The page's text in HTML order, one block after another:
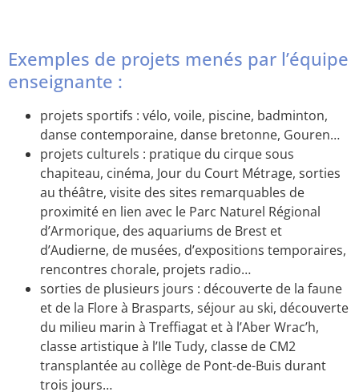
Exemples de projets menés par l’équipe
enseignante :
projets sportifs : vélo, voile, piscine, badminton,
danse contemporaine, danse bretonne, Gouren…
projets culturels : pratique du cirque sous
chapiteau, cinéma, Jour du Court Métrage, sorties
au théâtre, visite des sites remarquables de
proximité en lien avec le Parc Naturel Régional
d’Armorique, des aquariums de Brest et
d’Audierne, de musées, d’expositions temporaires,
rencontres chorale, projets radio…
sorties de plusieurs jours : découverte de la faune
et de la Flore à Brasparts, séjour au ski, découverte
du milieu marin à Treffiagat et à l’Aber Wrac’h,
classe artistique à l’Ile Tudy, classe de CM2
transplantée au collège de Pont-de-Buis durant
trois jours…